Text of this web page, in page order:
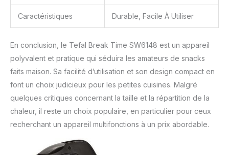
Caractéristiques Durable, Facile À Utiliser
En conclusion, le Tefal Break Time SW6148 est un appareil
polyvalent et pratique qui séduira les amateurs de snacks
faits maison. Sa facilité d’utilisation et son design compact en
font un choix judicieux pour les petites cuisines. Malgré
quelques critiques concernant la taille et la répartition de la
chaleur, il reste un choix populaire, en particulier pour ceux
recherchant un appareil multifonctions à un prix abordable.